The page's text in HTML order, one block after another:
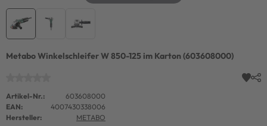
Metabo Winkelschleifer W 850-125 im Karton (603608000)
Artikel-Nr.:
603608000
EAN:
4007430338006
Hersteller:
METABO